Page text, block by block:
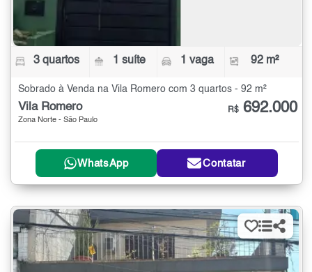
3 quartos 1 suíte 1 vaga 92 m²
Sobrado à Venda na Vila Romero com 3 quartos - 92 m²
Vila Romero
Zona Norte - São Paulo
R$ 692.000
WhatsApp Contatar